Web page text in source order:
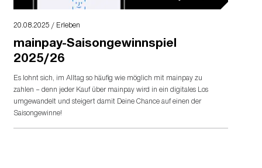
20.08.2025 / Erleben
mainpay-Saisongewinnspiel
2025/26
Es lohnt sich, im Alltag so häufig wie möglich mit mainpay zu
zahlen – denn jeder Kauf über mainpay wird in ein digitales Los
umgewandelt und steigert damit Deine Chance auf einen der
Saisongewinne!